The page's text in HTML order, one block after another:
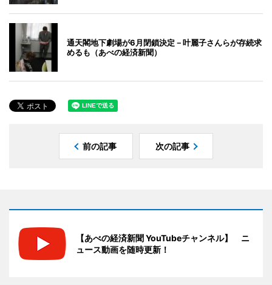
通天閣地下劇場が6月閉鎖決定－叶麗子さんらが存続求
めるも（あべの経済新聞）
前の記事 次の記事
【あべの経済新聞 YouTubeチャンネル】 ニ
ュース動画を随時更新！